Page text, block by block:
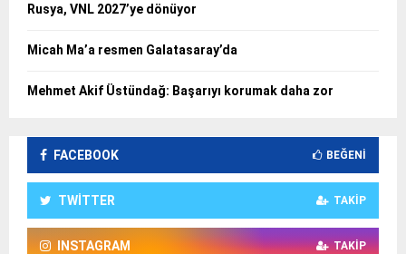
Rusya, VNL 2027’ye dönüyor
Micah Ma’a resmen Galatasaray’da
Mehmet Akif Üstündağ: Başarıyı korumak daha zor
FACEBOOK BEĞENI
TWITTER TAKIP
INSTAGRAM TAKIP